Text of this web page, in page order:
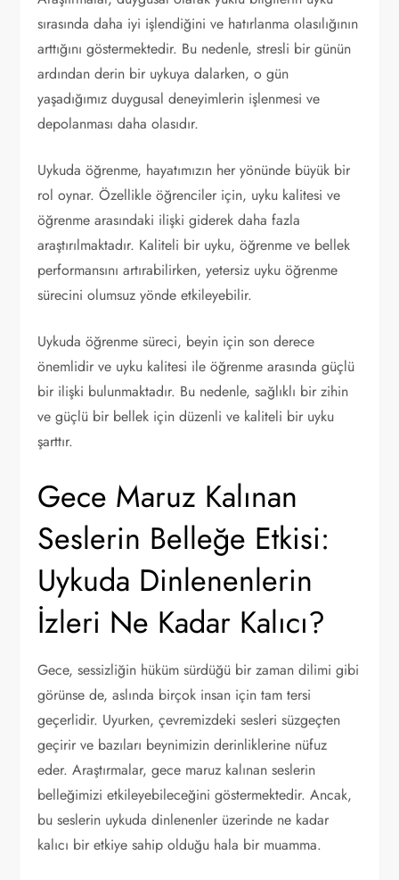
sırasında daha iyi işlendiğini ve hatırlanma olasılığının
arttığını göstermektedir. Bu nedenle, stresli bir günün
ardından derin bir uykuya dalarken, o gün
yaşadığımız duygusal deneyimlerin işlenmesi ve
depolanması daha olasıdır.
Uykuda öğrenme, hayatımızın her yönünde büyük bir
rol oynar. Özellikle öğrenciler için, uyku kalitesi ve
öğrenme arasındaki ilişki giderek daha fazla
araştırılmaktadır. Kaliteli bir uyku, öğrenme ve bellek
performansını artırabilirken, yetersiz uyku öğrenme
sürecini olumsuz yönde etkileyebilir.
Uykuda öğrenme süreci, beyin için son derece
önemlidir ve uyku kalitesi ile öğrenme arasında güçlü
bir ilişki bulunmaktadır. Bu nedenle, sağlıklı bir zihin
ve güçlü bir bellek için düzenli ve kaliteli bir uyku
şarttır.
Gece Maruz Kalınan
Seslerin Belleğe Etkisi:
Uykuda Dinlenenlerin
İzleri Ne Kadar Kalıcı?
Gece, sessizliğin hüküm sürdüğü bir zaman dilimi gibi
görünse de, aslında birçok insan için tam tersi
geçerlidir. Uyurken, çevremizdeki sesleri süzgeçten
geçirir ve bazıları beynimizin derinliklerine nüfuz
eder. Araştırmalar, gece maruz kalınan seslerin
belleğimizi etkileyebileceğini göstermektedir. Ancak,
bu seslerin uykuda dinlenenler üzerinde ne kadar
kalıcı bir etkiye sahip olduğu hala bir muamma.